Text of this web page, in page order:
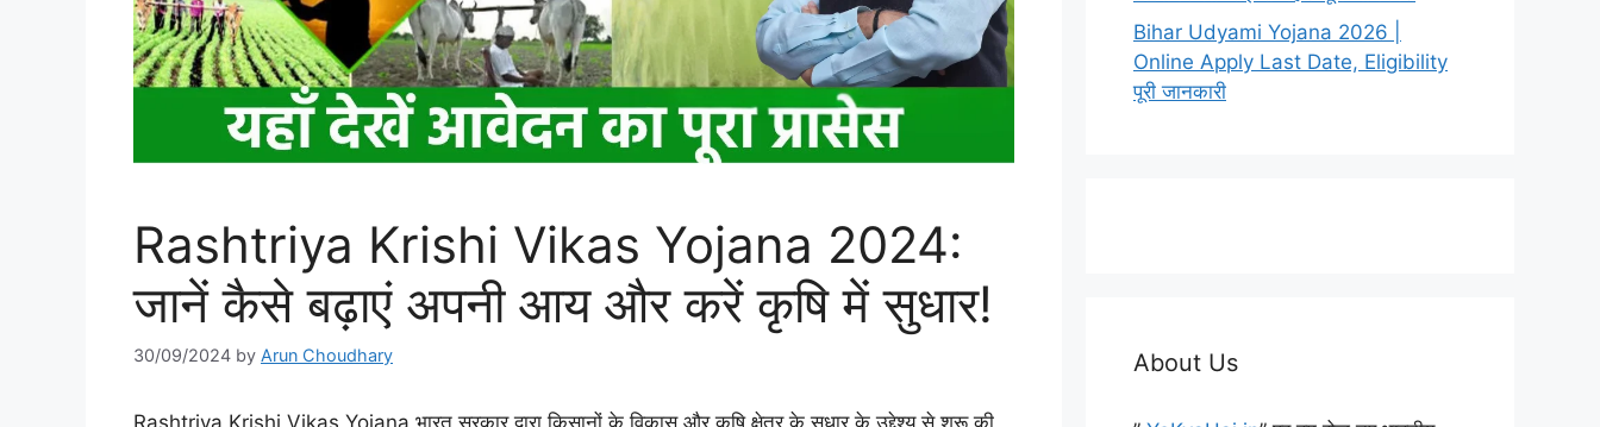
Rashtriya Krishi Vikas Yojana 2024:
जानें कैसे बढ़ाएं अपनी आय और करें कृषि में सुधार!
30/09/2024 by Arun Choudhary
Bihar Udyami Yojana 2026 |
Online Apply Last Date, Eligibility
पूरी जानकारी
About Us